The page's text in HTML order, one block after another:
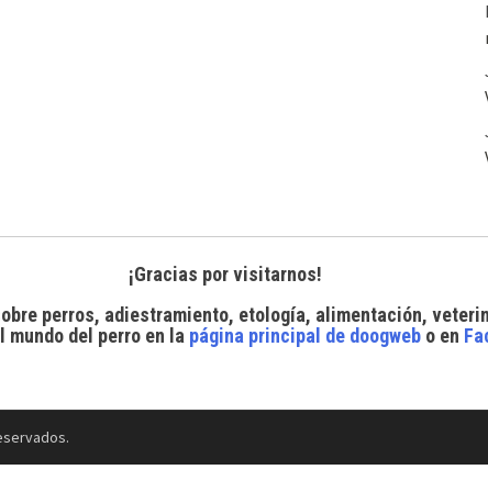
¡Gracias por visitarnos!
perros, adiestramiento, etología, alimentación,
mundo del perroen la página principal de doogwebo en